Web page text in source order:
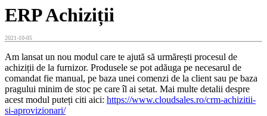
ERP Achiziții
2021-10-05
Am lansat un nou modul care te ajută să urmărești procesul de
achiziții de la furnizor. Produsele se pot adăuga pe necesarul de
comandat fie manual, pe baza unei comenzi de la client sau pe baza
pragului minim de stoc pe care îl ai setat. Mai multe detalii despre
acest modul puteți citi aici: https://www.cloudsales.ro/crm-achizitii-
si-aprovizionari/